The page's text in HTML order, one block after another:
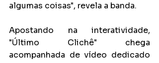
algumas coisas", revela a banda.
Apostando na interatividade,
"Último Clichê" chega
acompanhada de vídeo dedicado